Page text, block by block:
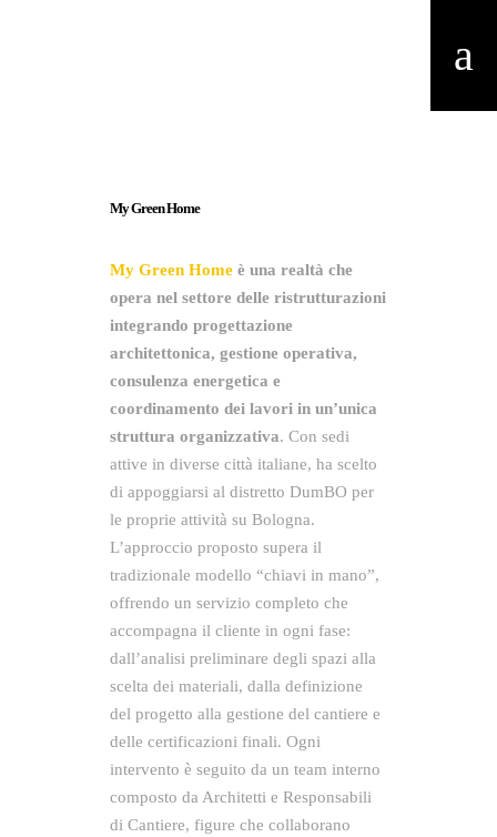
My Green Home
My Green Home è una realtà che
opera nel settore delle ristrutturazioni
integrando progettazione
architettonica, gestione operativa,
consulenza energetica e
coordinamento dei lavori in un’unica
struttura organizzativa. Con sedi
attive in diverse città italiane, ha scelto
di appoggiarsi al distretto DumBO per
le proprie attività su Bologna.
L’approccio proposto supera il
tradizionale modello “chiavi in mano”,
offrendo un servizio completo che
accompagna il cliente in ogni fase:
dall’analisi preliminare degli spazi alla
scelta dei materiali, dalla definizione
del progetto alla gestione del cantiere e
delle certificazioni finali. Ogni
intervento è seguito da un team interno
composto da Architetti e Responsabili
di Cantiere, figure che collaborano